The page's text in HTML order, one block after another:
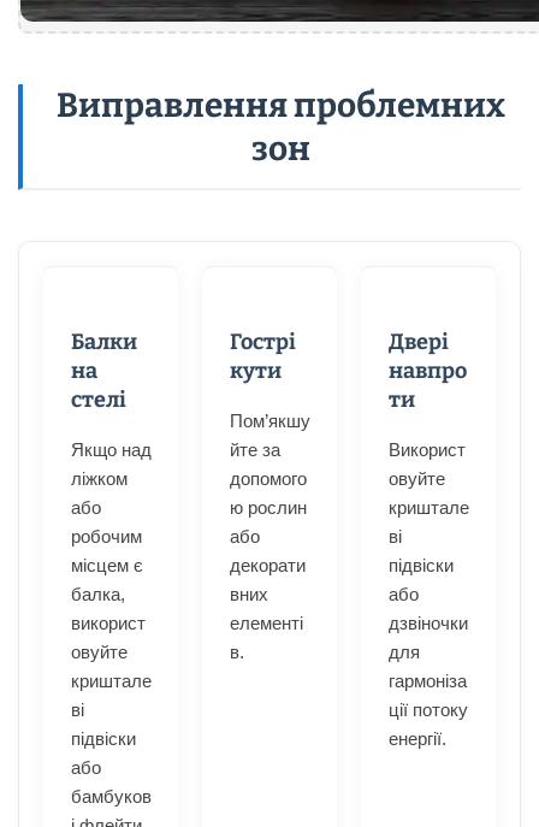
Виправлення проблемних
зон
Балки
на
стелі
Якщо над
ліжком
або
робочим
місцем є
балка,
використ
овуйте
криштале
ві
підвіски
або
бамбуков
Гострі
кути
Пом’якшу
йте за
допомого
ю рослин
або
декорати
вних
елементі
в.
Двері
навпро
ти
Використ
овуйте
криштале
ві
підвіски
або
дзвіночки
для
гармоніза
ції потоку
енергії.